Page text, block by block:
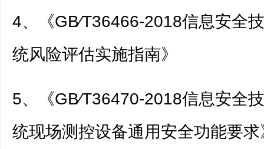
4、《GB∕T36466-2018信息安全
统风险评估实施指南》
5、《GB∕T36470-2018信息安全
统现场测控设备通用安全功能要求